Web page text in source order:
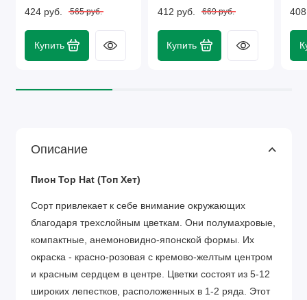
424 руб. 565 руб.
Купить
412 руб. 669 руб.
Купить
Описание
Пион Top Hat (Топ Хет)
Сорт привлекает к себе внимание окружающих
благодаря трехслойным цветкам. Они полумахровые,
компактные, анемоновидно-японской формы. Их
окраска - красно-розовая с кремово-желтым центром
и красным сердцем в центре. Цветки состоят из 5-12
широких лепестков, расположенных в 1-2 ряда. Этот